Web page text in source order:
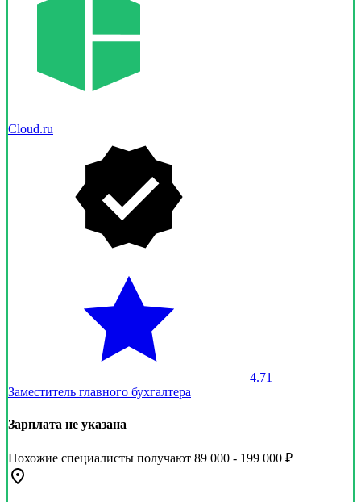
Cloud.ru
4.71
Заместитель главного бухгалтера
Зарплата не указана
Похожие специалисты получают 89 000 - 199 000 ₽